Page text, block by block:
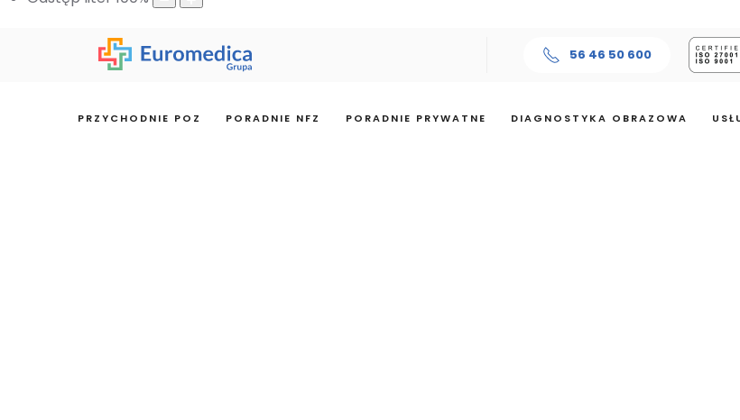
56 46 50 600
PRZYCHODNIE POZ PORADNIE NFZ PORADNIE PRYWATNE DIAGNOSTYKA OBRAZOWA